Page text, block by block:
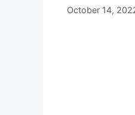
October 14,